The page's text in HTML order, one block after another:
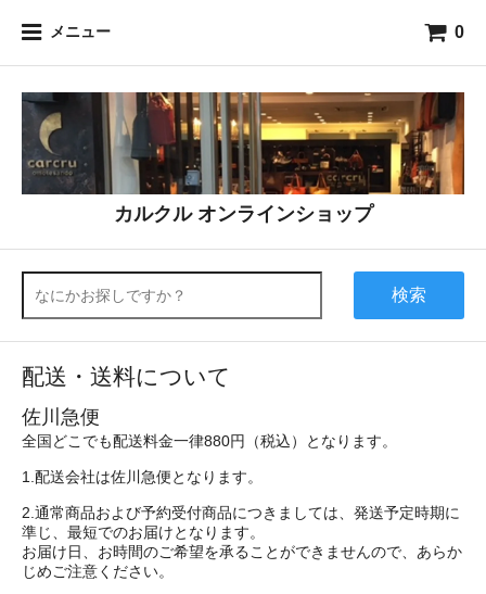
メニュー 0
カルクル オンラインショップ
検索
配送・送料について
佐川急便
全国どこでも配送料金一律880円（税込）となります。
1.配送会社は佐川急便となります。
2.通常商品および予約受付商品につきましては、発送予定時期に
準じ、最短でのお届けとなります。
お届け日、お時間のご希望を承ることができませんので、あらか
じめご注意ください。